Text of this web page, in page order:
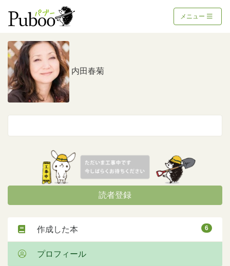
メニュー
内田春菊
読者登録
作成した本 6
プロフィール